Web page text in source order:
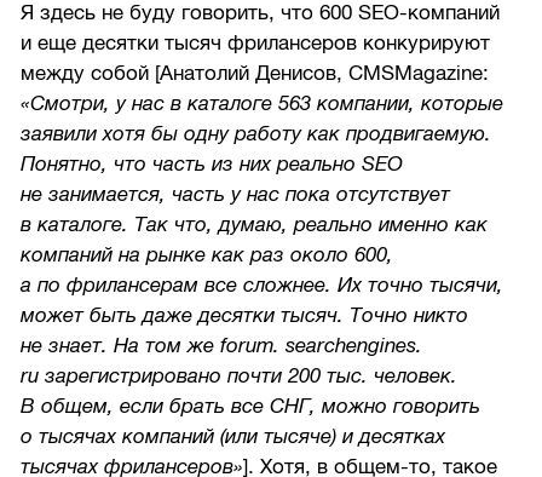
Я здесь не буду говорить, что 600 SEO-компаний
и еще десятки тысяч фрилансеров конкурируют
между собой [Анатолий Денисов, CMSMagazine:
«Смотри, у нас в каталоге 563 компании, которые
заявили хотя бы одну работу как продвигаемую.
Понятно, что часть из них реально SEO
не занимается, часть у нас пока отсутствует
в каталоге. Так что, думаю, реально именно как
компаний на рынке как раз около 600,
а по фрилансерам все сложнее. Их точно тысячи,
может быть даже десятки тысяч. Точно никто
не знает. На том же forum. searchengines.
ru зарегистрировано почти 200 тыс. человек.
В общем, если брать все СНГ, можно говорить
о тысячах компаний (или тысяче) и десятках
тысячах фрилансеров»]. Хотя, в общем-то, такое